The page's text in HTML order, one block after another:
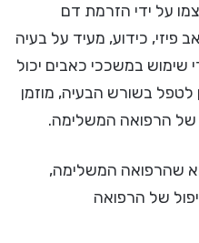
על ידי הזרמת דם
פיזי, כידוע, מעיד על בעיה
שימוש במשככי כאבים יכול
לטפל בשורש הבעיה, מוזמן
של הרפואה המשלימה.
שהרפואה המשלימה,
של הרפואה